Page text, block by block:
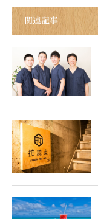
関連記事